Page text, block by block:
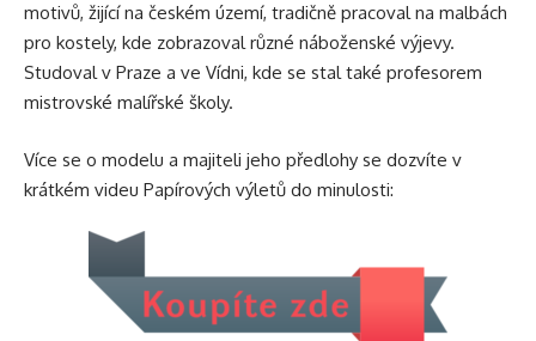
motivů, žijící na českém území, tradičně pracoval na malbách
pro kostely, kde zobrazoval různé náboženské výjevy.
Studoval v Praze a ve Vídni, kde se stal také profesorem
mistrovské malířské školy.
Více se o modelu a majiteli jeho předlohy se dozvíte v
krátkém videu Papírových výletů do minulosti: